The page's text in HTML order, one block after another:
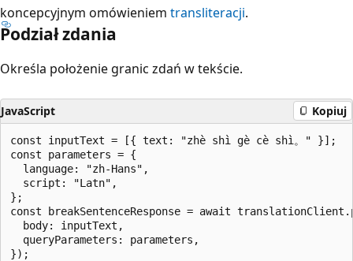
koncepcyjnym omówieniem transliteracji.
Podział zdania
Określa położenie granic zdań w tekście.
JavaScript Kopiuj
const inputText = [{ text: "zhè shì gè cè shì。" }];
const parameters = {
  language: "zh-Hans",
  script: "Latn",
};
const breakSentenceResponse = await
  body: inputText,
  queryParameters: parameters,
});